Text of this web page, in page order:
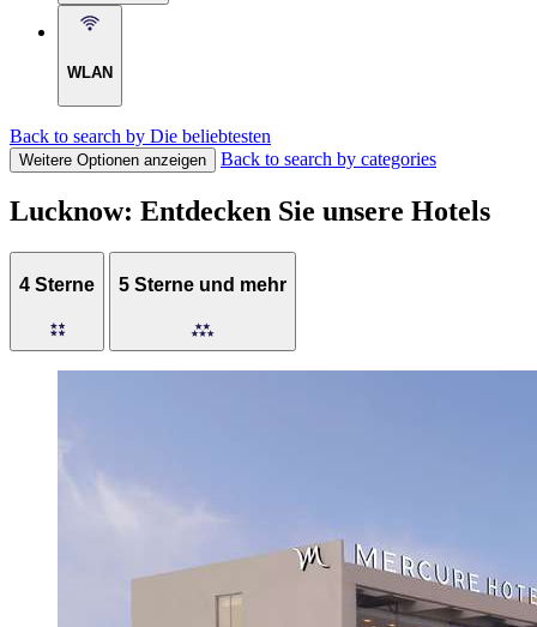
WLAN
Back to search by Die beliebtesten
Weitere Optionen anzeigen Back to search by categories
Lucknow: Entdecken Sie unsere Hotels
4 Sterne 5 Sterne und mehr